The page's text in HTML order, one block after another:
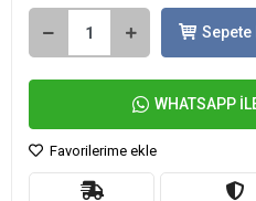
Sepete
WHATSAPP
Favorilerime ekle